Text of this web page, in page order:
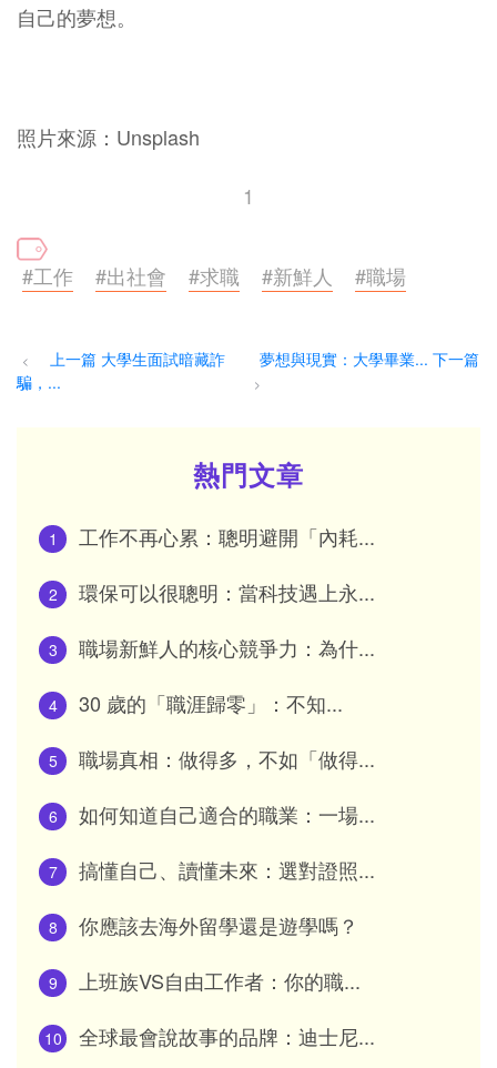
自己的夢想。
照片來源：Unsplash
1
#工作 #出社會 #求職 #新鮮人 #職場
<
上一篇 大學生面試暗藏詐
騙，...
夢想與現實：大學畢業... 下一篇
>
熱門文章
1 工作不再心累：聰明避開「內耗...
2 環保可以很聰明：當科技遇上永...
3 職場新鮮人的核心競爭力：為什...
4 30 歲的「職涯歸零」：不知...
5 職場真相：做得多，不如「做得...
6 如何知道自己適合的職業：一場...
7 搞懂自己、讀懂未來：選對證照...
8 你應該去海外留學還是遊學嗎？
9 上班族VS自由工作者：你的職...
10 全球最會說故事的品牌：迪士尼...